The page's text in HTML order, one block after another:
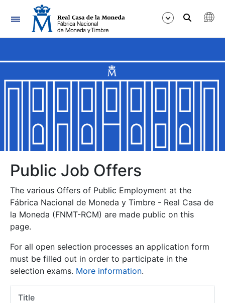
Navigation
Show/Hide
Show/Hide
Show/Hide
Show/Hide
Show/Hide
Public Job Offers
The various Offers of Public Employment at the
Fábrica Nacional de Moneda y Timbre - Real Casa de
la Moneda (FNMT-RCM) are made public on this
page.
For all open selection processes an application form
must be filled out in order to participate in the
selection exams. More information.
Title